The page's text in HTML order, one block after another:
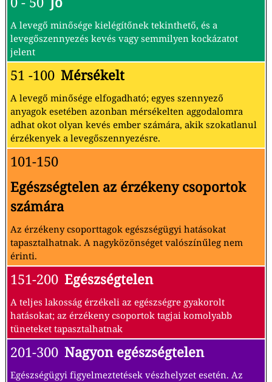
A levegő minősége kielégítőnek tekinthető, és a
levegőszennyezés kevés vagy semmilyen kockázatot
jelent
51 -100 Mérsékelt
A levegő minősége elfogadható; egyes szennyező
anyagok esetében azonban mérsékelten aggodalomra
adhat okot olyan kevés ember számára, akik szokatlanul
érzékenyek a levegőszennyezésre.
101-150
Egészségtelen az érzékeny csoportok
számára
Az érzékeny csoporttagok egészségügyi hatásokat
tapasztalhatnak. A nagyközönséget valószínűleg nem
érinti.
151-200 Egészségtelen
A teljes lakosság érzékeli az egészségre gyakorolt
hatásokat; az érzékeny csoportok tagjai komolyabb
tüneteket tapasztalhatnak
201-300 Nagyon egészségtelen
Egészségügyi figyelmeztetések vészhelyzet esetén. Az